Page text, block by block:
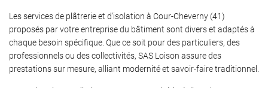
réalisatons
Avis
Actualités
Rejoignez-
Les services de plâtrerie et d'isolation à Cour-Cheverny (41)
proposés par votre entreprise du bâtiment sont divers et adaptés à
chaque besoin spécifique. Que ce soit pour des particuliers, des
professionnels ou des collectivités, SAS Loison assure des
prestations sur mesure, alliant modernité et savoir-faire traditionnel.